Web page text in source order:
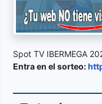
Spot TV IBERMEGA
Entra en el sorteo: